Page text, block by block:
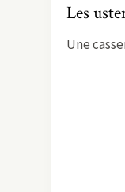
Les
Une